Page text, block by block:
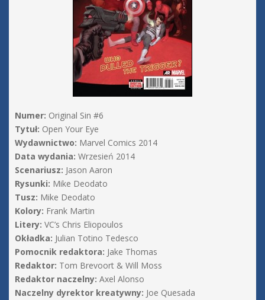
Numer: Original Sin #6
Tytuł: Open Your Eye
Wydawnictwo: Marvel Comics 2014
Data wydania: Wrzesień 2014
Scenariusz: Jason Aaron
Rysunki: Mike Deodato
Tusz: Mike Deodato
Kolory: Frank Martin
Litery: VC’s Chris Eliopoulos
Okładka: Julian Totino Tedesco
Pomocnik redaktora: Jake Thomas
Redaktor: Tom Brevoort & Will Moss
Redaktor naczelny: Axel Alonso
Naczelny dyrektor kreatywny: Joe Quesada